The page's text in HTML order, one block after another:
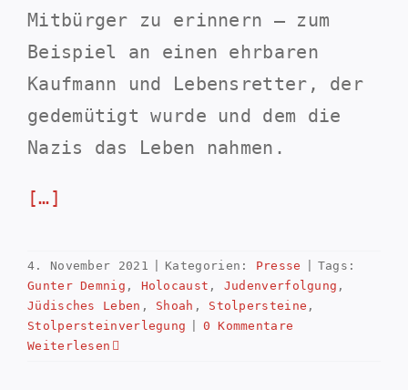
Mitbürger zu erinnern – zum
Beispiel an einen ehrbaren
Kaufmann und Lebensretter, der
gedemütigt wurde und dem die
Nazis das Leben nahmen.
[…]
4. November 2021 Kategorien: Presse
Tags:
Gunter Demnig , Holocaust , Judenverfolgung ,
Jüdisches Leben , Shoah , Stolpersteine ,
Stolpersteinverlegung
0 Kommentare
Weiterlesen